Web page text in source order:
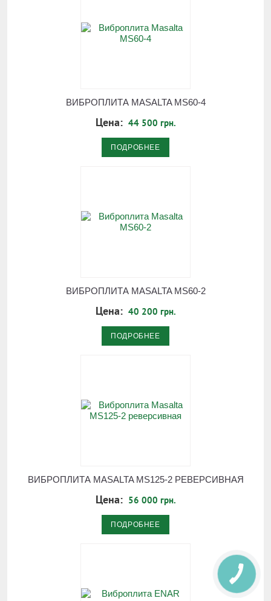
ВИБРОПЛИТА MASALTA MS60-4
Цена: 44 500 грн.
ПОДРОБНЕЕ
ВИБРОПЛИТА MASALTA MS60-2
Цена: 40 200 грн.
ПОДРОБНЕЕ
ВИБРОПЛИТА MASALTA MS125-2 РЕВЕРСИВНАЯ
Цена: 56 000 грн.
ПОДРОБНЕЕ